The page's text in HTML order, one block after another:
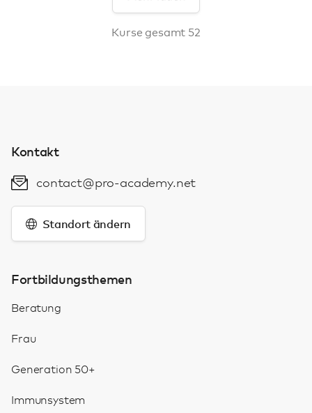
Kurse gesamt 52
Kontakt
contact@pro-academy.net
Standort ändern
Fortbildungsthemen
Beratung
Frau
Generation 50+
Immunsystem